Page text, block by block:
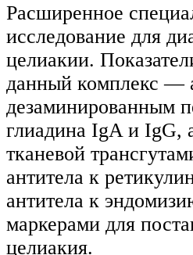
Расширенное
исследование для
целиакии.
данный комплекс —
дезаминированным
глиадина IgA и IgG,
тканевой
антитела к
антитела к
маркерами для
целиакия.